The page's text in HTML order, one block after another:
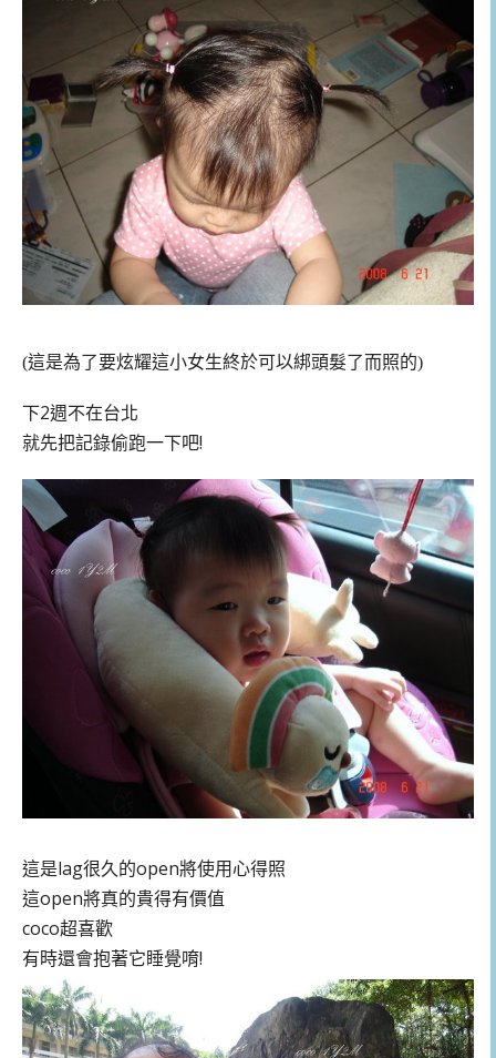
(這是為了要炫耀這小女生終於可以綁頭髮了而照的)
下2週不在台北
就先把記錄偷跑一下吧!
這是lag很久的open將使用心得照
這open將真的貴得有價值
coco超喜歡
有時還會抱著它睡覺唷!